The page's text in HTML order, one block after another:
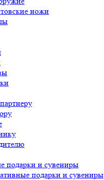
ножи
подарки и сувениры
подарки и сувениры